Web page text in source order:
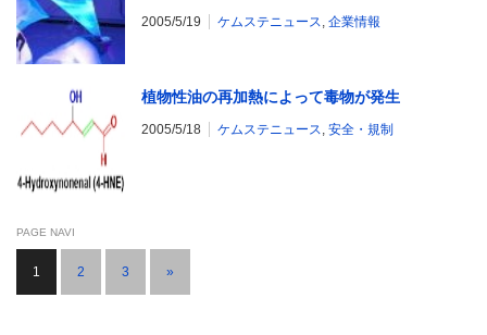
2005/5/19 ケムステニュース, 企業情報
植物性油の再加熱によって毒物が発生
2005/5/18 ケムステニュース, 安全・規制
PAGE NAVI
1 2 3 »